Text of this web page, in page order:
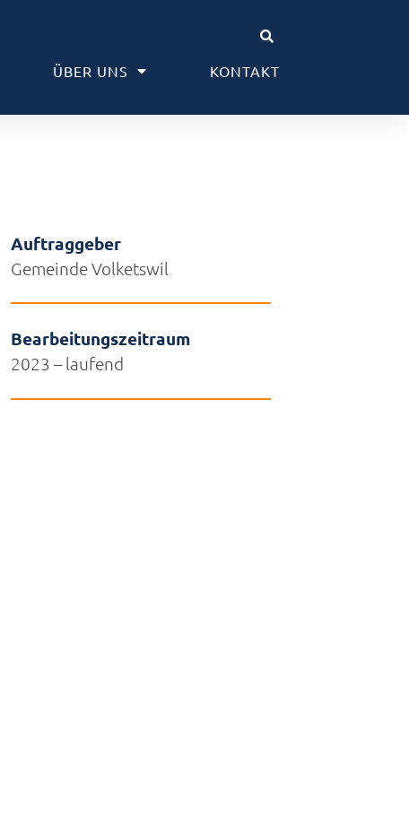
ÜBER UNS KONTAKT
Auftraggeber
Gemeinde Volketswil
Bearbeitungszeitraum
2023 – laufend